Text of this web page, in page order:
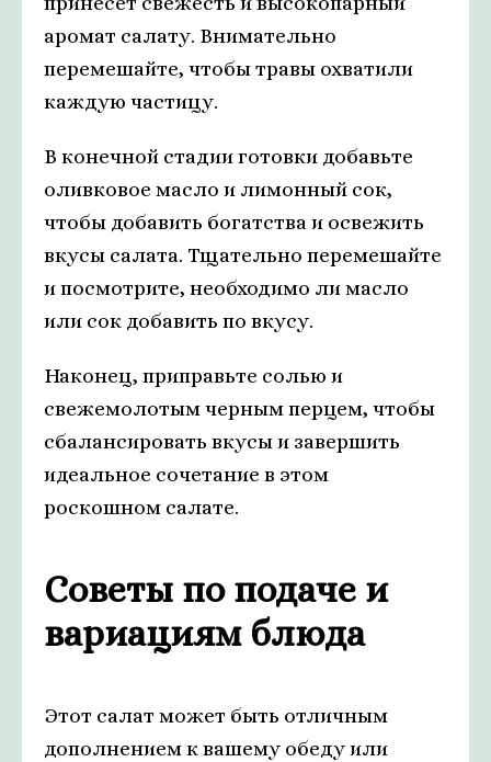
аромат салату. Внимательно
перемешайте, чтобы травы охватили
каждую частицу.
В конечной стадии готовки добавьте
оливковое масло и лимонный сок,
чтобы добавить богатства и освежить
вкусы салата. Тщательно перемешайте
и посмотрите, необходимо ли масло
или сок добавить по вкусу.
Наконец, приправьте солью и
свежемолотым черным перцем, чтобы
сбалансировать вкусы и завершить
идеальное сочетание в этом
роскошном салате.
Советы по подаче и
вариациям блюда
Этот салат может быть отличным
дополнением к вашему обеду или